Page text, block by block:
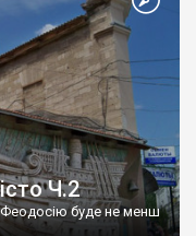
Ч.2
Феодосію буде не менш